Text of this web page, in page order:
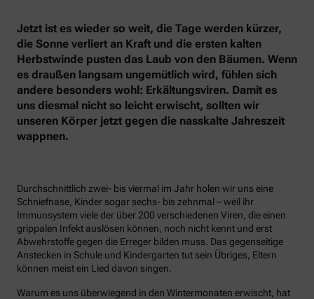
Jetzt ist es wieder so weit, die Tage werden kürzer,
die Sonne verliert an Kraft und die ersten kalten
Herbstwinde pusten das Laub von den Bäumen. Wenn
es draußen langsam ungemütlich wird, fühlen sich
andere besonders wohl: Erkältungsviren. Damit es
uns diesmal nicht so leicht erwischt, sollten wir
unseren Körper jetzt gegen die nasskalte Jahreszeit
wappnen.
Durchschnittlich zwei- bis viermal im Jahr holen wir uns eine
Schniefnase, Kinder sogar sechs- bis zehnmal – weil ihr
Immunsystem viele der über 200 verschiedenen Viren, die einen
grippalen Infekt auslösen können, noch nicht kennt und erst
Abwehrstoffe gegen die Erreger bilden muss. Das gegenseitige
Anstecken in Schule und Kindergarten tut sein Übriges, Eltern
können meist ein Lied davon singen.
Warum es uns überwiegend in den Wintermonaten erwischt, hat